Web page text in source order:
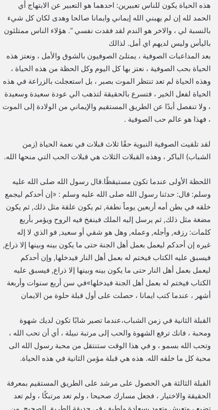
هذه الحياة يكون للناس تعبيرين: احدهما هو التعبير عن الابتهاج أي
الحمد لله إن لم يهبني الله إيماني وايمانا صالحا وهدى لكان كل شيء
بالنسبة لي ، والاخر هو الندم لقد فقدت نفسي “. هؤلاء الناس ممتلئون
باليأس وليس لديهم اي أمل. لذالك
بعد المداعبات الصوفية ، يمتلئ الصوفيون بالشوق والأمل ، ونعتز هذه
الحياة بحب الصوفية ، نعتز بها كل اليوم وكل الحظة من هذه الحياة ،
وهذه الحياة لم تعد تنتظر الموت بصبر ، بل استعجلت بالزراعة في هذه
الحياة لفعل الخير ، فتسرع بالحقيقة لتذهب الي عودة سعيدة وسعيدة
، ولا تنفصل أبدًا عن الطريق المستقيم والإيماني من الولادة إلى الموت
، فهذا هو عالم حب الصوفية .
لقد تلقيت الصوفية النبوية حقًا ثلاث قبلات في نعمة الحياة (زمن
الشباب) الباكر ، وهذه القبلات الثلاث هي قبلات الحب التي منحها الله.
اللحظة الأولى عندما تكون مستيقظًا.قال رسول الله صلى الله عليه
وسلم: قال: حدثنا رسول الله صلى الله عليه وسلم : «إن أحدكم ليجمع
خلقه في بطن أمه أربعين يوماً نطفة, ثم يكون علقة مثل ذلك, ثم يكون
مضغة مثل ذلك, ثم يرسل إليه الملك فينفخ فيه الروح ويؤمر بأربع
كلمات: رزقه, وأجله, وعمله, وهل هو شقي أو سعيد, فو الذي لا إله
غيره إن أحدكم ليعمل بعمل أهل الجنة حتى ما يكون بينه وبينها إلا ذراع,
فيسبق عليه الكتاب فيختم له بعمل أهل النار فيدخلها, وإن أحدكم
ليعمل بعمل أهل النار حتى ما يكون بينه وبينها إلا ذراع, فيسبق عليه
الكتاب فيختم له بعمل أهل الجنة فيدخلها»في سن أربع سنوات وأربعة
أشهر ، عندما كتب ايمانا ، حصلت على أول قبلة حلوة من الايمان
القبلة الثانية في زمن الشباب،عندما تصير شابًا تكون لديك شهوة
ومحبة ، فانك ترفع الشهوة والحب إلى مرتبة نبيلة ، أي أن تحب الله ،
وتحب الله بسمو ، و في هذا الوقت ستنتقل من محبة رسول الله الى
محبة كل ما خلقه الله. هذه هي قبلة مؤمن الثانية في هذه الحياة.
القبلة الثالثة هي الحصول على مرشد على الطريق المستقيم بمعرفة
الحقيقة والاختيار ، فجعل مسارك صحيحا ، ولم تعد مرتبكًا ، ولم تعد